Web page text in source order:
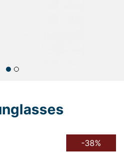
-38%